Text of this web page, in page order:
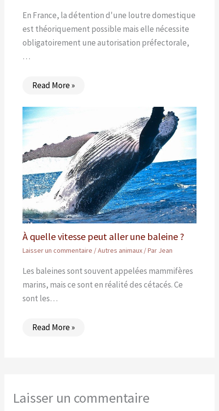
En France, la détention d'une loutre domestique
est théoriquement possible mais elle nécessite
obligatoirement une autorisation préfectorale,
…
Read More »
À quelle vitesse peut aller une baleine ?
Laisser un commentaire /Autres animaux/ Par Jean
Les baleines sont souvent appelées mammifères
marins, mais ce sont en réalité des cétacés. Ce
sont les…
Read More »
Laisser un commentaire